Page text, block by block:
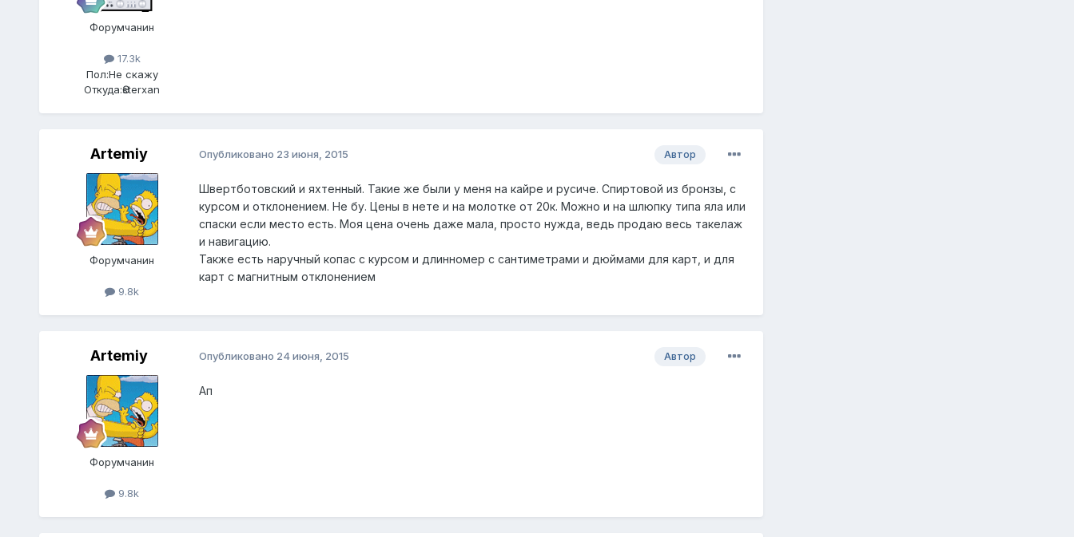
Форумчанин
17.3k
Пол:Не скажу
Откуда:Әsterxan
Artemiy
Форумчанин
9.8k
Автор
Опубликовано 23 июня, 2015
Швертботовский и яхтенный. Такие же были у меня на кайре и русиче. Спиртовой из бронзы, с
курсом и отклонением. Не бу. Цены в нете и на молотке от 20к. Можно и на шлюпку типа яла или
спаски если место есть. Моя цена очень даже мала, просто нужда, ведь продаю весь такелаж
и навигацию.
Также есть наручный копас с курсом и длинномер с сантиметрами и дюймами для карт, и для
карт с магнитным отклонением
Artemiy
Форумчанин
9.8k
Автор
Опубликовано 24 июня, 2015
Ап